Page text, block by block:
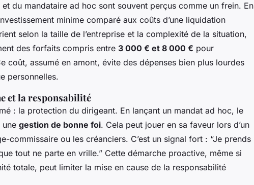
et du mandataire ad hoc sont souvent perçus comme un frein. En
minime comparé aux coûts d’une liquidation
selon la taille de l’entreprise et la complexité de la situation,
des forfaits compris entre 3 000 € et 8 000 € pour
coût, assumé en amont, évite des dépenses bien plus lourdes
personnelles.
et la responsabilité
: la protection du dirigeant. En lançant un mandat ad hoc, le
une gestion de bonne foi. Cela peut jouer en sa faveur lors d’un
commissaire ou les créanciers. C’est un signal fort : “Je prends
tout ne parte en vrille.” Cette démarche proactive, même si
totale, peut limiter la mise en cause de la responsabilité